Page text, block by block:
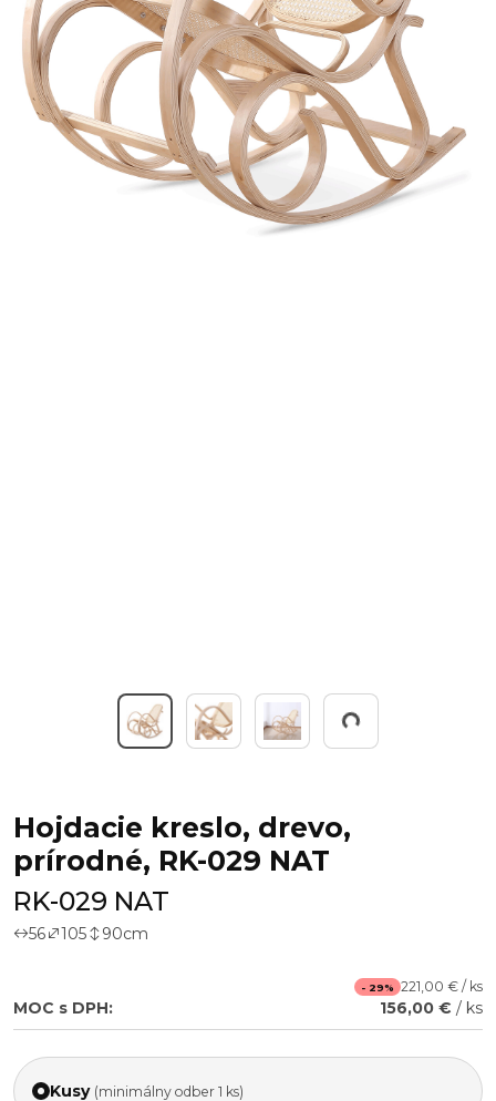
Working...
Hojdacie kreslo, drevo,
prírodné, RK-029 NAT
RK-029 NAT
56 105 90cm
- 29% 221,00 € / ks
MOC s DPH: 156,00 € / ks
Kusy (minimálny odber 1 ks)